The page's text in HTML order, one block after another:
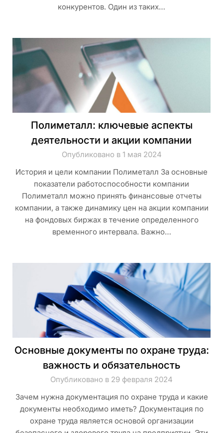
конкурентов. Один из таких…
Полиметалл: ключевые аспекты
деятельности и акции компании
Опубликовано в 1 мая 2024
История и цели компании Полиметалл За основные
показатели работоспособности компании
Полиметалл можно принять финансовые отчеты
компании, а также динамику цен на акции компании
на фондовых биржах в течение определенного
временного интервала. Важно…
Основные документы по охране труда:
важность и обязательность
Опубликовано в 29 февраля 2024
Зачем нужна документация по охране труда и какие
документы необходимо иметь? Документация по
охране труда является основой организации